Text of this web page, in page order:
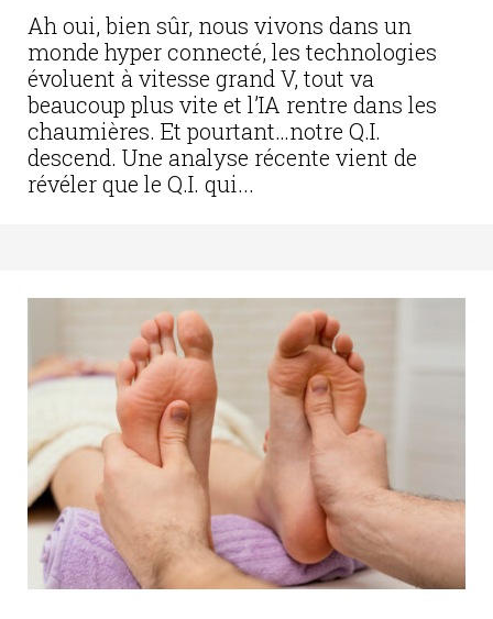
Ah oui, bien sûr, nous vivons dans un
monde hyper connecté, les technologies
évoluent à vitesse grand V, tout va
beaucoup plus vite et l’IA rentre dans les
chaumières. Et pourtant…notre Q.I.
descend. Une analyse récente vient de
révéler que le Q.I. qui...